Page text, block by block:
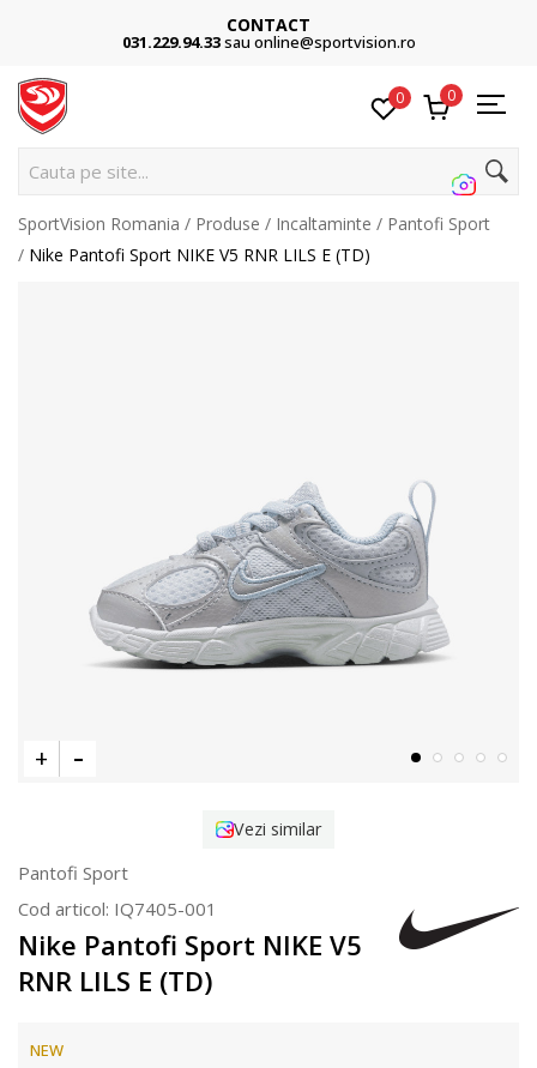
CONTACT
031.229.94.33sau online@sportvision.ro
0 0
C
SportVision Romania Produse Incaltaminte
Pantofi Sport
Nike Pantofi Sport NIKE V5 RNR LILS E (TD)
Vezi similar
Pantofi Sport
Cod articol: IQ7405-001
Nike Pantofi Sport NIKE V5
RNR LILS E (TD)
NEW